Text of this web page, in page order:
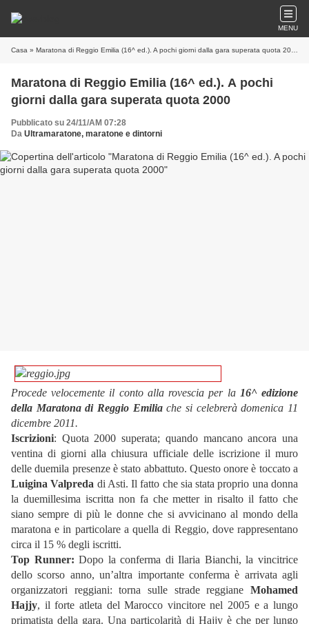
MENU
Casa » Maratona di Reggio Emilia (16^ ed.). A pochi giorni dalla gara superata quota 2000
Maratona di Reggio Emilia (16^ ed.). A pochi
giorni dalla gara superata quota 2000
Pubblicato su 24/11/AM 07:28
Da Ultramaratone, maratone e dintorni
Procede velocemente il conto alla rovescia per la 16^ edizione
della Maratona di Reggio Emiliache si celebrerà domenica 11
dicembre 2011.
Iscrizioni: Quota 2000 superata; quando mancano ancora una
ventina di giorni alla chiusura ufficiale delle iscrizione il muro
delle duemila presenze è stato abbattuto. Questo onore è toccato a
Luigina Valpreda di Asti. Il fatto che sia stata proprio una donna
la duemillesima iscritta non fa che metter in risalto il fatto che
siano sempre di più le donne che si avvicinano al mondo della
maratona e in particolare a quella di Reggio, dove rappresentano
circa il 15 % degli iscritti.
Top Runner: Dopo la conferma di Ilaria Bianchi, la vincitrice
dello scorso anno, un’altra importante conferma è arrivata agli
organizzatori reggiani: torna sulle strade reggiane Mohamed
Hajjy, il forte atleta del Marocco vincitore nel 2005 e a lungo
primatista della gara. Una particolarità di Hajjy è che per lungo